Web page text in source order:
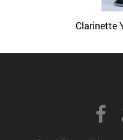
Clarinette